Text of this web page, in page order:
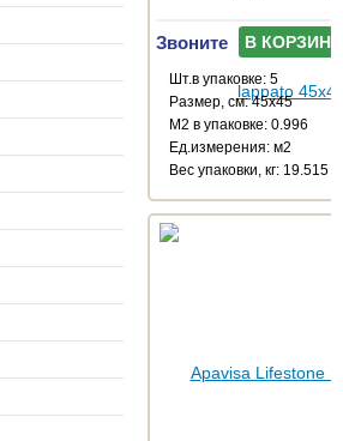
Звоните В КОРЗИНУ
Шт.в упаковке: 5
Размер, см: 45x45
М2 в упаковке: 0.996
Ед.измерения: м2
Веc упаковки, кг: 19.515